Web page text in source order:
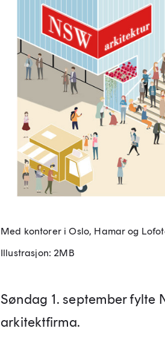
Med kontorer i Oslo, Hamar og
Illustrasjon: 2MB
Søndag 1. september fylte
arkitektfirma.